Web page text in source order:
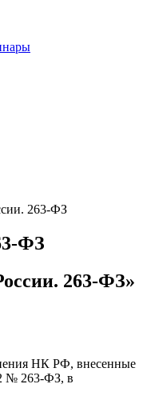
263-ФЗ
ФЗ
263-ФЗ»
НК РФ, внесенные
№ 263-ФЗ, в